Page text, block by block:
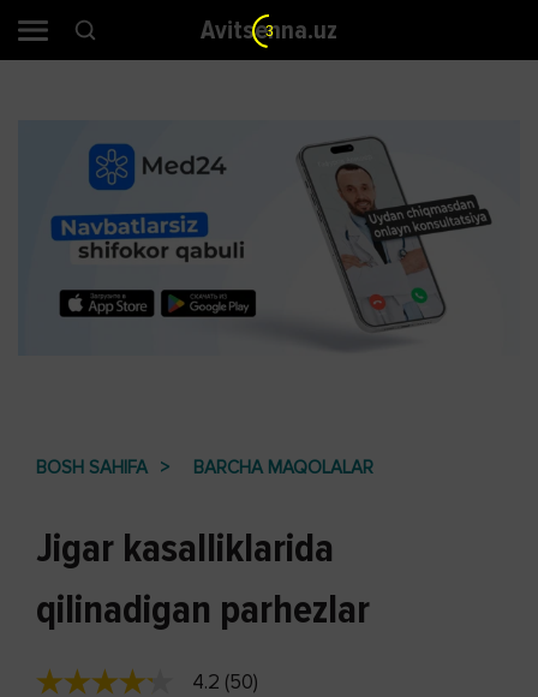
Avitsenna.uz
BOSH SAHIFA BARCHA MAQOLALAR
Jigar kasalliklarida
qilinadigan parhezlar
4.2 (50)
2